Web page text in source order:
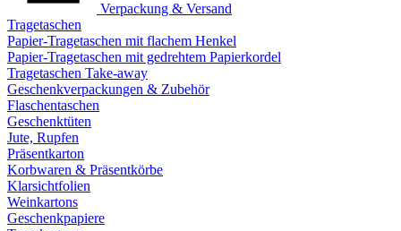
Verpackung & Versand
Tragetaschen
Papier-Tragetaschen mit flachem Henkel
Papier-Tragetaschen mit gedrehtem Papierkordel
Tragetaschen Take-away
Geschenkverpackungen & Zubehör
Flaschentaschen
Geschenktüten
Jute, Rupfen
Präsentkarton
Korbwaren & Präsentkörbe
Klarsichtfolien
Weinkartons
Geschenkpapiere